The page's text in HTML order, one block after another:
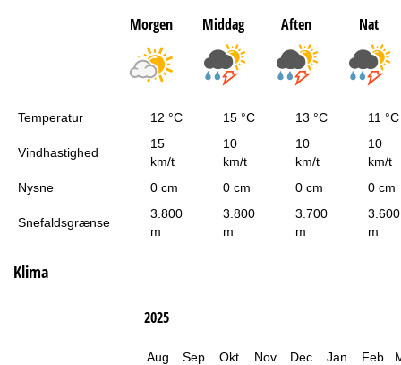
Morgen Middag Aften Nat
Temperatur 12 °C 15 °C 13 °C 11 °C
Vindhastighed
15
km/t
10
km/t
10
km/t
10
km/t
Nysne
0 cm 0 cm 0 cm 0 cm
Snefaldsgrænse
3.800
m
3.800
m
3.700
m
3.600
m
Klima
2025
Aug Sep Okt Nov Dec Jan Feb